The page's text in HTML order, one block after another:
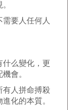
要人任何人
什么變化，更
會。
有人拼命搏殺
化的本質。